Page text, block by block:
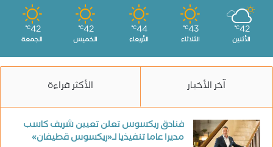
42
℃
الأثنين
43
℃
الثلاثاء
44
℃
الأربعاء
42
℃
الخميس
42
℃
الجمعة
آخر الأخبار الأكثر قراءة
فنادق ريكسوس تعلن تعيين شريف كاسب
مديرا عاما تنفيذيا لـ«ريكسوس قطيفان»